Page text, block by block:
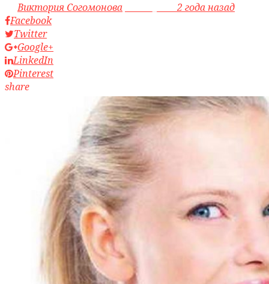
byВиктория Согомонова access_time2 года назад
Facebook
Twitter
Google+
LinkedIn
Pinterest
share